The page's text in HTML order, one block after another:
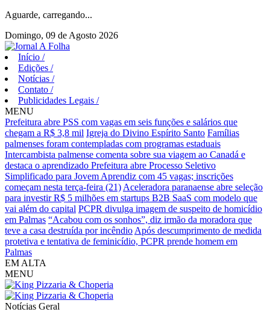
Aguarde, carregando...
Domingo, 09 de Agosto 2026
Início /
Edições /
Notícias /
Contato /
Publicidades Legais /
MENU
Prefeitura abre PSS com vagas em seis funções e salários que
chegam a R$ 3,8 mil Igreja do Divino Espírito Santo Famílias
palmenses foram contempladas com programas estaduais
Intercambista palmense comenta sobre sua viagem ao Canadá e
destaca o aprendizado Prefeitura abre Processo Seletivo
Simplificado para Jovem Aprendiz com 45 vagas; inscrições
começam nesta terça-feira (21) Aceleradora paranaense abre seleção
para investir R$ 5 milhões em startups B2B SaaS com modelo que
vai além do capital PCPR divulga imagem de suspeito de homicídio
em Palmas “Acabou com os sonhos”, diz irmão da moradora que
teve a casa destruída por incêndio Após descumprimento de medida
protetiva e tentativa de feminicídio, PCPR prende homem em
Palmas
EM ALTA
MENU
Notícias Geral